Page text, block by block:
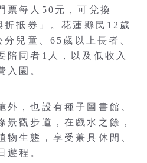
票每人50元，可兌換
折抵券」。花蓮縣民12歲
兒童、65歲以上長者、
陪同者1人，以及低收入
入園。
外，也設有種子圖書館、
景觀步道，在戲水之餘，
物生態，享受兼具休閒、
遊程。